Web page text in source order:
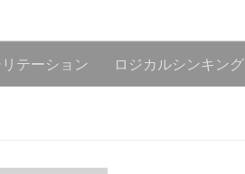
テーション ロジカルシンキング